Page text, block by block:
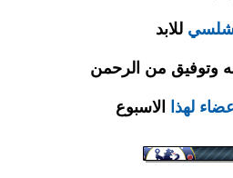
للابد
وتوفيق من الرحمن
لهذا الاسبوع